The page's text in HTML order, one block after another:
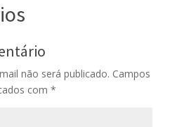
não será publicado. Campos
com *